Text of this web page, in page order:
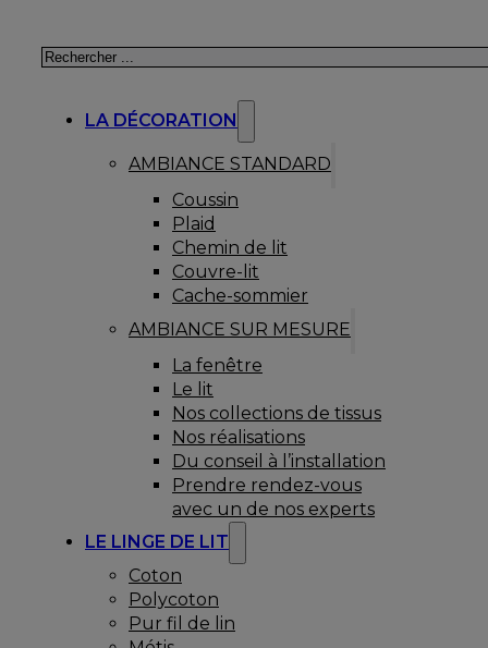
Rechercher
LA DÉCORATION
AMBIANCE STANDARD
Coussin
Plaid
Chemin de lit
Couvre-lit
Cache-sommier
AMBIANCE SUR MESURE
La fenêtre
Le lit
Nos collections de tissus
Nos réalisations
Du conseil à l’installation
Prendre rendez-vous
avec un de nos experts
LE LINGE DE LIT
Coton
Polycoton
Pur fil de lin